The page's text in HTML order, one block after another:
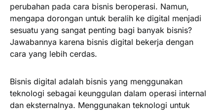
perubahan pada cara bisnis beroperasi. Namun,
mengapa dorongan untuk beralih ke digital menjadi
sesuatu yang sangat penting bagi banyak bisnis?
Jawabannya karena bisnis digital bekerja dengan
cara yang lebih cerdas.
Bisnis digital adalah bisnis yang menggunakan
teknologi sebagai keunggulan dalam operasi internal
dan eksternalnya. Menggunakan teknologi untuk